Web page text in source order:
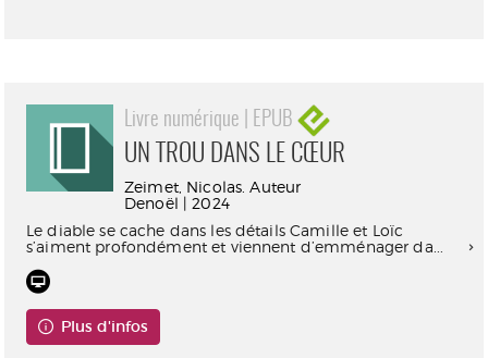
Livre numérique | EPUB
UN TROU DANS LE CŒUR
Zeimet, Nicolas. Auteur
Denoël | 2024
Le diable se cache dans les détails Camille et Loïc
s’aiment profondément et viennent d’emménager da...
Plus d'infos